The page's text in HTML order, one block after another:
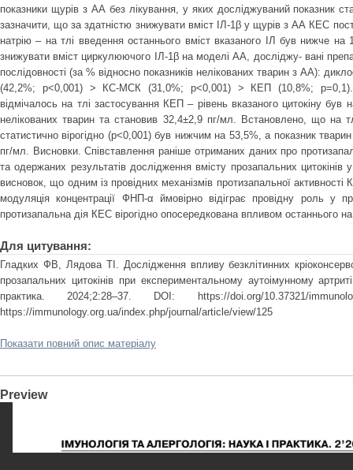
показники щурів з АА без лікування, у яких досліджуваний показник
зазначити, що за здатністю знижувати вміст ІЛ-1β у щурів з АА КЕС
натрію – на тлі введення останнього вміст вказаного ІЛ був нижче
знижувати вміст циркулюючого ІЛ-1β на моделі АА, досліджу- вані
послідовності (за % відносно показників нелікованих тварин з АА):
(42,2%; р<0,001) > КС-МСК (31,0%; р<0,001) > КЕП (10,8%; р=0,1).
відмічалось на тлі застосування КЕП – рівень вказаного цитокіну
нелікованих тварин та становив 32,4±2,9 пг/мл. Встановлено, що
статистично вірогідно (р<0,001) був нижчим на 53,5%, а показник
пг/мл. Висновки. Співставлення раніше отриманих даних про
та одержаних результатів дослідження вмісту прозапальних
висновок, що одним із провідних механізмів протизапальної
модуляція концентрації ФНП-α ймовірно відіграє провідну роль у
протизапальна дія КЕС вірогідно опосередкована впливом останнього
Для цитування:
Гладких ФВ, Лядова ТІ. Дослідження впливу безклітинних
прозапальних цитокінів при експериментальному аутоімунному
практика. 2024;2:28–37. DOI: https://doi.org/10.37321/
https://immunology.org.ua/index.php/journal/article/view/125
Показати повний опис матеріалу
Preview